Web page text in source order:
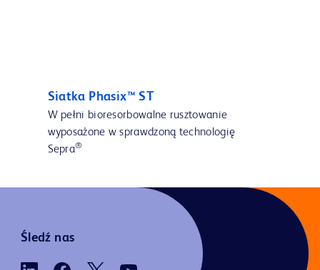
Siatka Phasix™ ST
W pełni bioresorbowalne rusztowanie
wyposażone w sprawdzoną technologię
Sepra®
Śledź nas